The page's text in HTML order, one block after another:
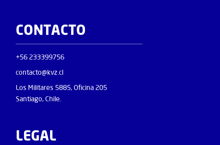
CONTACTO
+56 233399756
contacto@kvz.cl
Los Militares 5885, Oficina 205
Santiago, Chile.
LEGAL